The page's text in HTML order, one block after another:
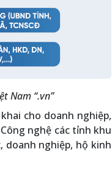
Nam “.vn”
cho doanh nghiệp,
nghệ các tỉnh khu
doanh nghiệp, hộ kinh